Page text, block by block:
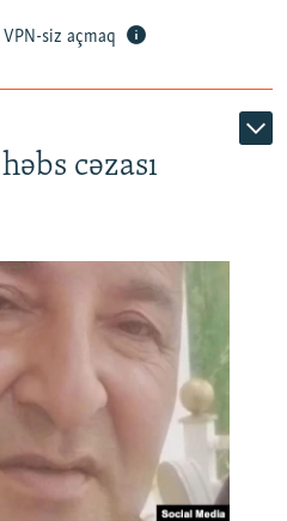
VPN-siz açmaq
cəzası